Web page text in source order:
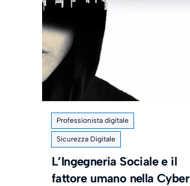
Professionista digitale
Sicurezza Digitale
L’Ingegneria Sociale e il
fattore umano nella Cyber